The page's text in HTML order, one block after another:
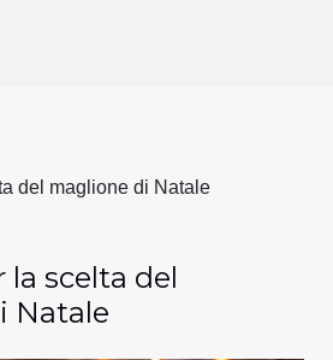
del maglione di Natale
la scelta del
Natale